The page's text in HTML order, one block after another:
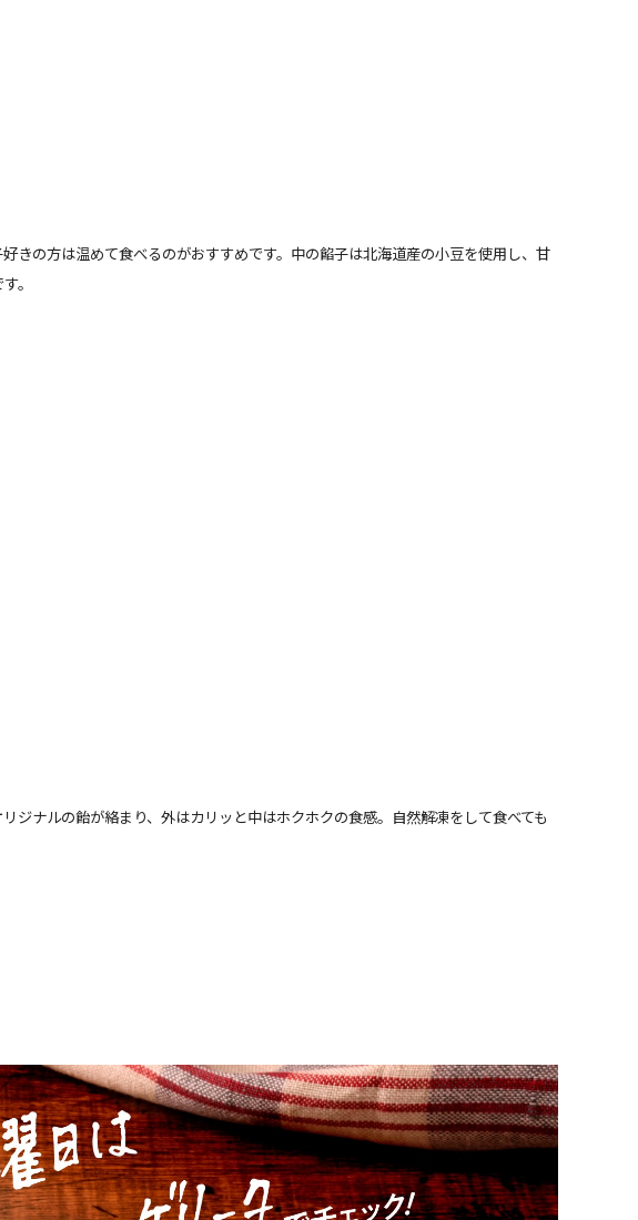
きの方は温めて食べるのがおすすめです。中の餡子は北海道産の小豆を使用し、甘
。
ナルの飴が絡まり、外はカリッと中はホクホクの食感。自然解凍をして食べても